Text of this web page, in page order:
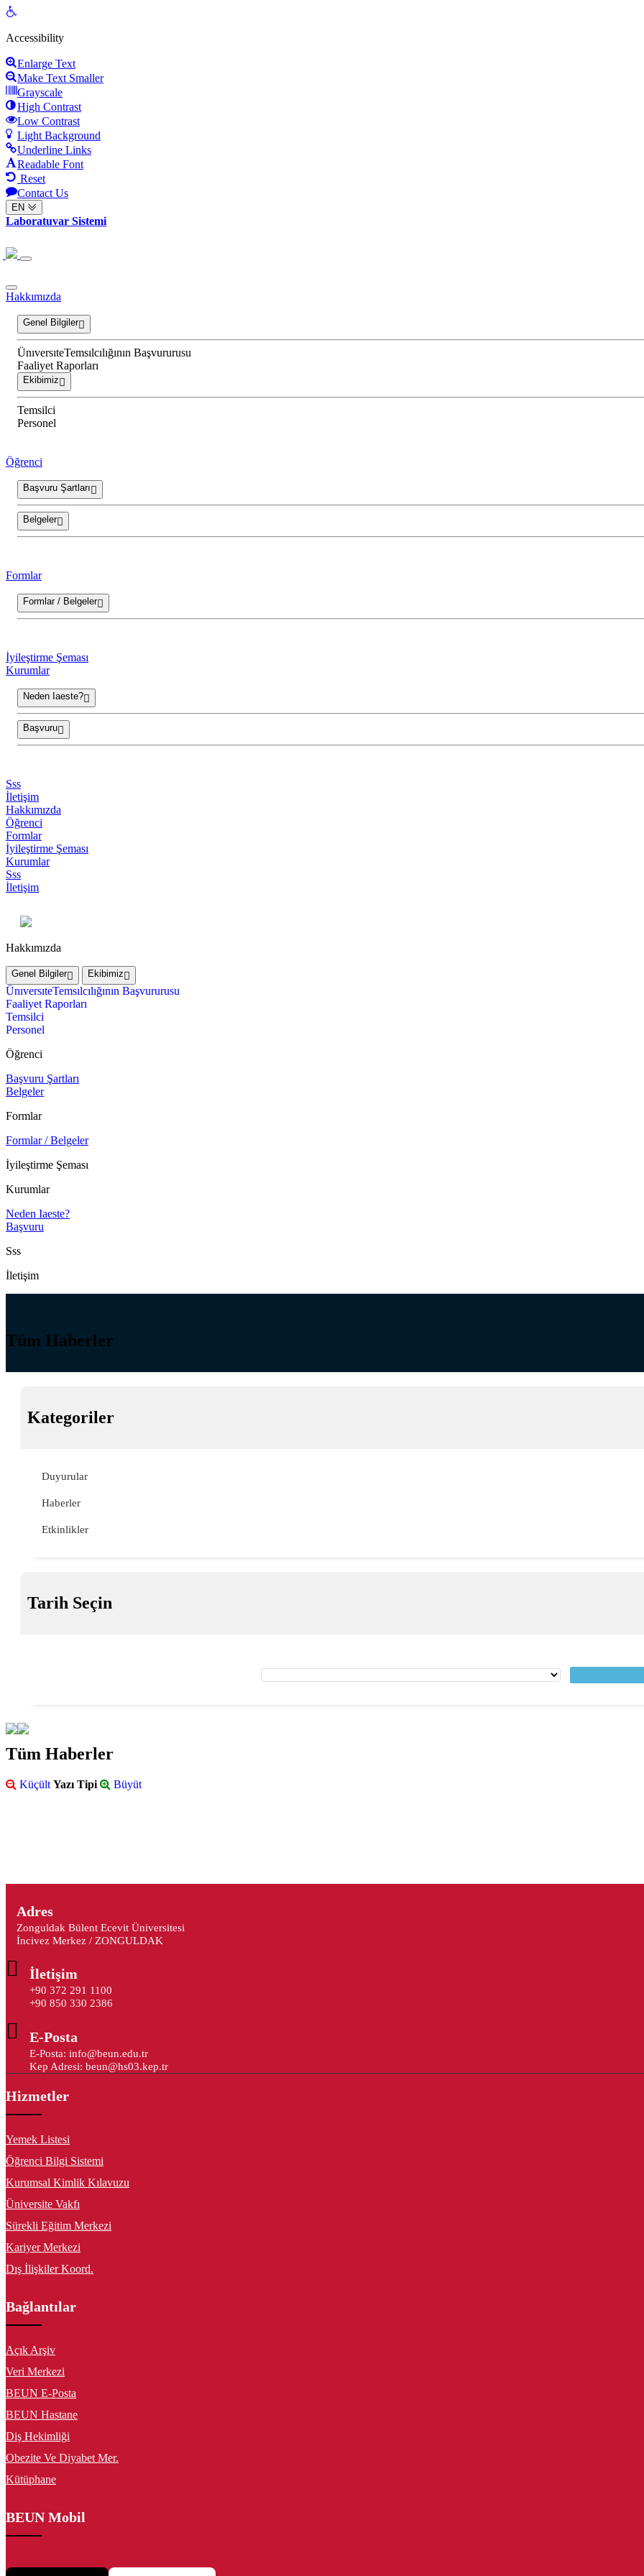
Open
Accessibility
Enlarge Text
Make Text Smaller
Grayscale
High Contrast
Low Contrast
Light Background
Underline Links
Readable Font
Reset
Contact Us
EN
Laboratuvar Sistemi
Hakkımızda
Genel Bilgiler
ÜnıversıteTemsılcılığının Başvururusu
Faaliyet Raporları
Ekibimiz
Temsilci
Personel
Öğrenci
Başvuru Şartları
Belgeler
Formlar
Formlar / Belgeler
İyileştirme Şeması
Kurumlar
Neden Iaeste?
Başvuru
Sss
İletişim
Hakkımızda
Öğrenci
Formlar
İyileştirme Şeması
Kurumlar
Sss
İletişim
Hakkımızda
Genel Bilgiler Ekibimiz
ÜnıversıteTemsılcılığının Başvururusu
Faaliyet Raporları
Temsilci
Personel
Öğrenci
Başvuru Şartları
Belgeler
Formlar
Formlar / Belgeler
İyileştirme Şeması
Kurumlar
Neden Iaeste?
Başvuru
Sss
İletişim
Tüm Haberler
Kategoriler
Duyurular
Haberler
Etkinlikler
Tarih Seçin
Tüm Haberler
Küçült Yazı Tipi Büyüt
Adres
Zonguldak Bülent Ecevit Üniversitesi
İncivez Merkez / ZONGULDAK
İletişim
+90 372 291 1100
+90 850 330 2386
E-Posta
E-Posta: info@beun.edu.tr
Kep Adresi: beun@hs03.kep.tr
Hizmetler
Yemek Listesi
Öğrenci Bilgi Sistemi
Kurumsal Kimlik Kılavuzu
Üniversite Vakfı
Sürekli Eğitim Merkezi
Kariyer Merkezi
Dış İlişkiler Koord.
Bağlantılar
Açık Arşiv
Veri Merkezi
BEUN E-Posta
BEUN Hastane
Diş Hekimliği
Obezite Ve Diyabet Mer.
Kütüphane
BEUN Mobil